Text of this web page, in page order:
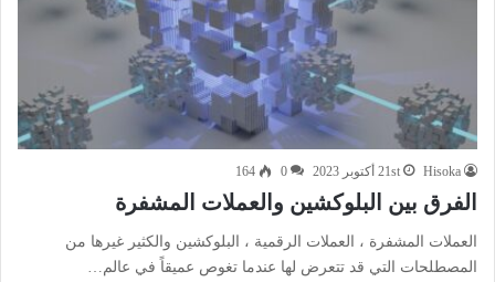
Hisoka 21st أكتوبر 2023 0
164
الفرق بين البلوكشين والعملات المشفرة
العملات المشفرة ، العملات الرقمية ، البلوكشين والكثير غيرها من
المصطلحات التي قد تتعرض لها عندما تغوص عميقاً في عالم…